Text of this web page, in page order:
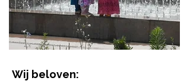
Wij beloven: